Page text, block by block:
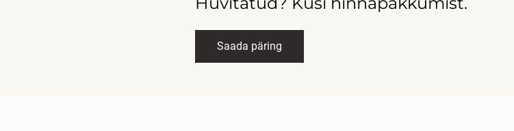
Saada päring